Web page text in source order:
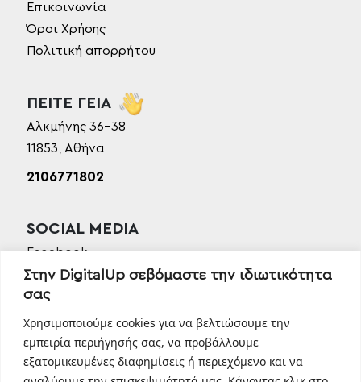
Στην DigitalUp σεβόμαστε την ιδιωτικότητα
σας
Χρησιμοποιούμε cookies για να βελτιώσουμε την
εμπειρία περιήγησής σας, να προβάλλουμε
εξατομικευμένες διαφημίσεις ή περιεχόμενο και να
Επικοινωνία
Όροι Χρήσης
Πολιτική απορρήτου
ΠΕΙΤΕ ΓΕΙΑ
Αλκμήνης 36-38
11853, Αθήνα
2106771802
SOCIAL MEDIA
Facebook
Instagram
Linkedin
TikTok
Behance
Youtube